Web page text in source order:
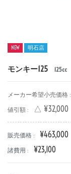
NEW 明石店
モンキー125 125cc
メーカー希望小売価格 :
値引額 : △ ¥32,000
販売価格 : ¥463,000
諸費用 : ¥23,100
タイプ